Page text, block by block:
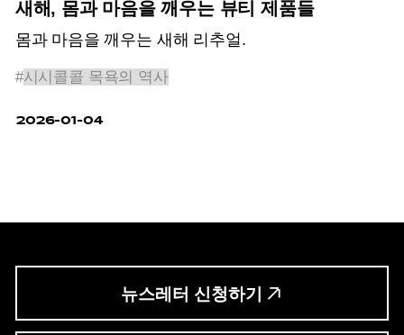
새해, 몸과 마음을 깨우는 뷰티 제품들
몸과 마음을 깨우는 새해 리추얼.
#시시콜콜 목욕의 역사
2026-01-04
뉴스레터 신청하기